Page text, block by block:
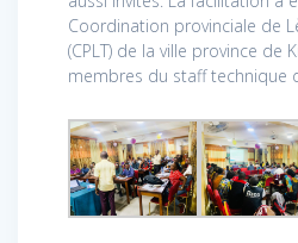
Coordination provinciale de
(CPLT) de la ville province de
membres du staff technique